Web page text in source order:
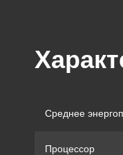
Среднее
Процессор